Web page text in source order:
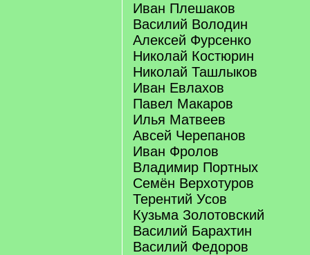
Иван Плешаков
Василий Володин
Алексей Фурсенко
Николай Костюрин
Николай Ташлыков
Иван Евлахов
Павел Макаров
Илья Матвеев
Авсей Черепанов
Иван Фролов
Владимир Портных
Семён Верхотуров
Терентий Усов
Кузьма Золотовский
Василий Барахтин
Василий Федоров